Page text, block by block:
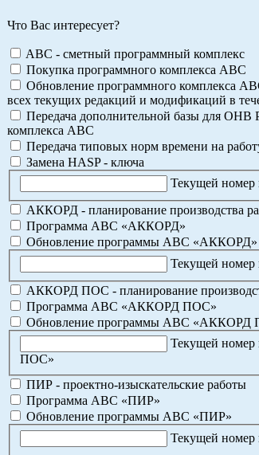
Что Вас интересует?
ABC - сметный программный комплекс
Покупка программного комплекса АВС
Обновление программного комплекса
всех текущих редакций и модификаций в
Передача дополнительной базы для
комплекса АВС
Передача типовых норм времени на
Замена HASP - ключа
Текущей
АККОРД - планирование производства
Программа АВС «АККОРД»
Обновление программы АВС «АККОРД»
Текущей
АККОРД ПОС - планирование
Программа АВС «АККОРД ПОС»
Обновление программы АВС «АККОРД
Текущей
ПОС»
ПИР - проектно-изыскательские работы
Программа АВС «ПИР»
Обновление программы АВС «ПИР»
Текущей